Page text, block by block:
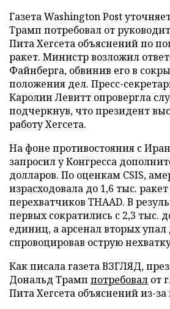
Газета Washington Post
Трамп потребовал от
Пита Хегсета объяснений по
ракет. Министр возложил
Файнберга, обвинив его в
положения дел. Пресс-
Каролин Левитт опровергла
подчеркнув, что президент
работу Хегсета.
На фоне противостояния с
запросил у Конгресса
долларов. По оценкам CSIS,
израсходовала до 1,6 тыс.
перехватчиков THAAD. В
первых сократились с 2,3 тыс.
единиц, а арсенал вторых
спровоцировав острую
Как писала газета ВЗГЛЯД,
Дональд Трамп потребовал от
Пита Хегсета объяснений из-за